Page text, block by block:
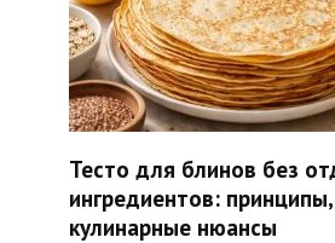
Тесто для блинов без
ингредиентов:
кулинарные нюансы